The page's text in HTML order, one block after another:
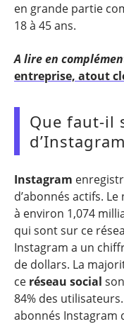
en grande partie
18 à 45 ans.
A lire en
entreprise, atout
Que faut-il
Instagram
d’abonnés actifs.
à environ 1,074
qui sont sur ce
Instagram a un
de dollars. La
ce réseau social
84% des
abonnés Instagram